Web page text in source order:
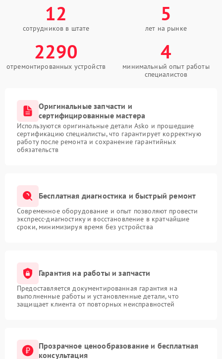
12
сотрудников в штате
5
лет на рынке
2290
отремонтированных устройств
4
минимальный опыт работы
специалистов
Оригинальные запчасти и
сертифицированные мастера
Используются оригинальные детали Asko и прошедшие
сертификацию специалисты, что гарантирует корректную
работу после ремонта и сохранение гарантийных
обязательств
Бесплатная диагностика и быстрый ремонт
Современное оборудование и опыт позволяют провести
экспресс-диагностику и восстановление в кратчайшие
сроки, минимизируя время без устройства
Гарантия на работы и запчасти
Предоставляется документированная гарантия на
выполненные работы и установленные детали, что
защищает клиента от повторных неисправностей
Прозрачное ценообразование и бесплатная
консультация